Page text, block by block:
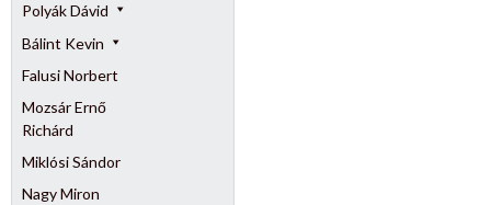
Polyák Dávid
Bálint Kevin
Falusi Norbert
Mozsár Ernő
Richárd
Miklósi Sándor
Nagy Miron